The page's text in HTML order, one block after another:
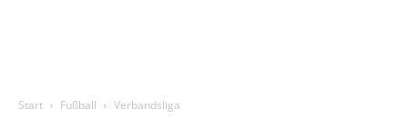
Start Fußball Verbandsliga